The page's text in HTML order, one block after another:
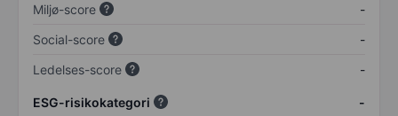
Miljø-score
-
Social-score
-
Ledelses-score
-
ESG-risikokategori -